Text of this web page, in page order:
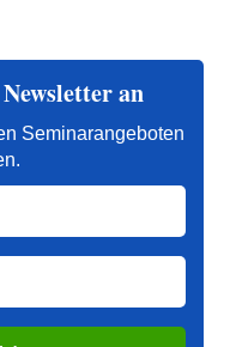
an
Seminarangeboten